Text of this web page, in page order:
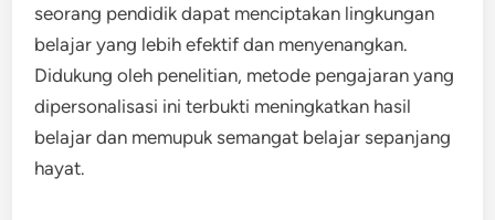
seorang pendidik dapat menciptakan lingkungan
belajar yang lebih efektif dan menyenangkan.
Didukung oleh penelitian, metode pengajaran yang
dipersonalisasi ini terbukti meningkatkan hasil
belajar dan memupuk semangat belajar sepanjang
hayat.